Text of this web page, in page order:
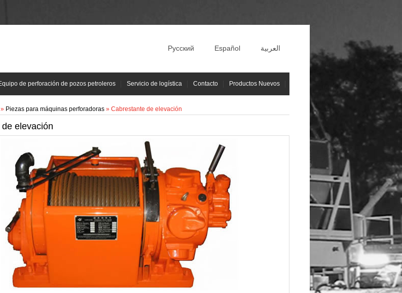
Русский Español العربية
de perforación de pozos petroleros Servicio de logística Contacto Productos Nuevos
» Piezas para máquinas perforadoras » Cabrestante de elevación
elevación